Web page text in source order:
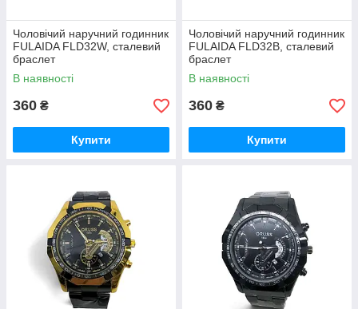
Чоловічий наручний годинник
FULAIDA FLD32W, сталевий
браслет
В наявності
360 ₴
Купити
Чоловічий наручний годинник
FULAIDA FLD32B, сталевий
браслет
В наявності
360 ₴
Купити